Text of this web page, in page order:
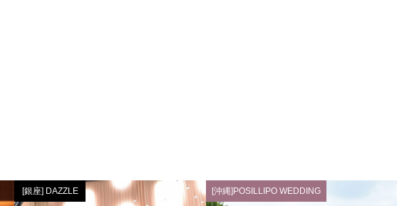
[銀座] DAZZLE [沖縄]POSILLIPO WEDDING